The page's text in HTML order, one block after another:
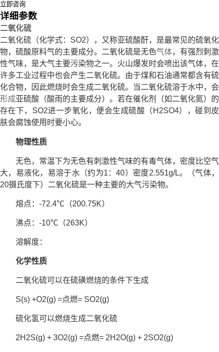
立即咨询
详细参数
二氧化硫
二氧化硫（化学式：SO2），又称亚硫酸酐，是最常见的硫氧化
物，硫酸原料气的主要成分。二氧化硫是无色气体，有强烈刺激
性气味，是大气主要污染物之一。火山爆发时会喷出该气体，在
许多工业过程中也会产生二氧化硫。由于煤和石油通常都含有硫
化合物，因此燃烧时会生成二氧化硫。当二氧化硫溶于水中，会
形成亚硫酸（酸雨的主要成分）。若在催化剂（如二氧化氮）的
存在下，SO2进一步氧化，便会生成硫酸（H2SO4），碰到皮
肤会腐蚀使用时要小心。
物理性质
无色，常温下为无色有刺激性气味的有毒气体，密度比空气
大，易液化，易溶于水（约为1：40）密度2.551g/L。（气体，
20摄氏度下）二氧化硫是一种主要的大气污染物。
熔点：-72.4℃（200.75K）
沸点：-10℃（263K）
溶解度：
化学性质
二氧化硫可以在硫磺燃烧的条件下生成
S(s) +O2(g) =点燃= SO2(g)
硫化氢可以燃烧生成二氧化硫
2H2S(g) + 3O2(g) =点燃= 2H2O(g) + 2SO2(g)